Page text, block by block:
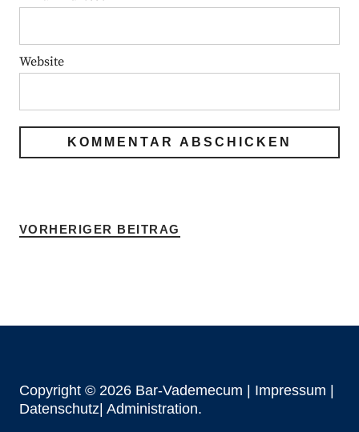
Website
VORHERIGER BEITRAG
Copyright © 2026 Bar-Vademecum | Impressum
Datenschutz| Administration